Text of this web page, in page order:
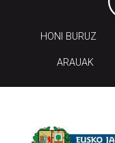
HONI BURUZ
ARAUAK